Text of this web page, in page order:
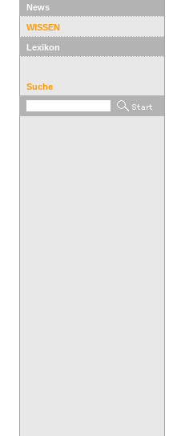
News
WISSEN
Lexikon
Suche